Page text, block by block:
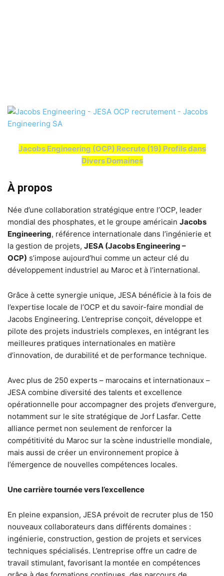
Jacobs Engineering (OCP) Recrute (19) Profils dans
Divers Domaines
À propos
Née d’une collaboration stratégique entre l’OCP, leader
mondial des phosphates, et le groupe américain Jacobs
Engineering, référence internationale dans l’ingénierie et
la gestion de projets, JESA (Jacobs Engineering –
OCP) s’impose aujourd’hui comme un acteur clé du
développement industriel au Maroc et à l’international.
Grâce à cette synergie unique, JESA bénéficie à la fois de
l’expertise locale de l’OCP et du savoir-faire mondial de
Jacobs Engineering. L’entreprise conçoit, développe et
pilote des projets industriels complexes, en intégrant les
meilleures pratiques internationales en matière
d’innovation, de durabilité et de performance technique.
Avec plus de 250 experts – marocains et internationaux –
JESA combine diversité des talents et excellence
opérationnelle pour accompagner des projets d’envergure,
notamment sur le site stratégique de Jorf Lasfar. Cette
alliance permet non seulement de renforcer la
compétitivité du Maroc sur la scène industrielle mondiale,
mais aussi de créer un environnement propice à
l’émergence de nouvelles compétences locales.
Une carrière tournée vers l’excellence
En pleine expansion, JESA prévoit de recruter plus de 150
nouveaux collaborateurs dans différents domaines :
ingénierie, construction, gestion de projets et services
techniques spécialisés. L’entreprise offre un cadre de
travail stimulant, favorisant la montée en compétences